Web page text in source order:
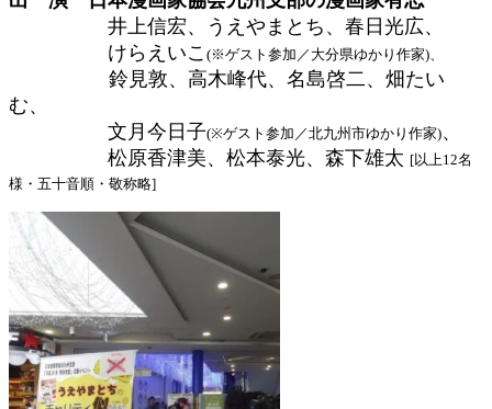
井上信宏、うえやまとち、春日光広、
けらえいこ (※ゲスト参加／大分県ゆかり作家)、
鈴見敦、高木峰代、名島啓二、畑たい
む、
文月今日子(※ゲスト参加／北九州市ゆかり作家)、
松原香津美、松本泰光、森下雄太 [以上12名
様・五十音順・敬称略]